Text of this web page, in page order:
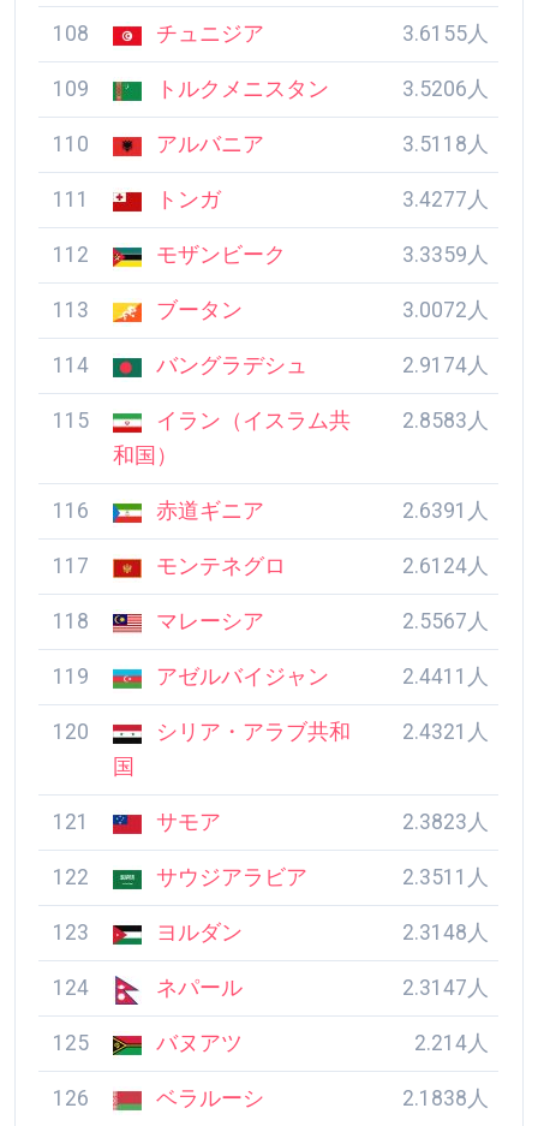
108 チュニジア 3.6155人
109 トルクメニスタン 3.5206人
110 アルバニア 3.5118人
111 トンガ 3.4277人
112 モザンビーク 3.3359人
113 ブータン 3.0072人
114 バングラデシュ 2.9174人
115
イラン（イスラム共
和国）
2.8583人
116 赤道ギニア 2.6391人
117 モンテネグロ 2.6124人
118 マレーシア 2.5567人
119 アゼルバイジャン 2.4411人
120
シリア・アラブ共和
国
2.4321人
121 サモア 2.3823人
122 サウジアラビア 2.3511人
123 ヨルダン 2.3148人
124 ネパール 2.3147人
125 バヌアツ 2.214人
126 ベラルーシ 2.1838人